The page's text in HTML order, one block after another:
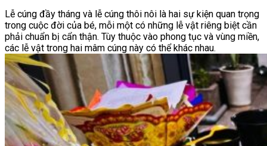
Lễ cúng đầy tháng và lễ cúng thôi nôi là hai sự kiện quan trọng
trong cuộc đời của bé, mỗi một có những lễ vật riêng biệt cần
phải chuẩn bị cẩn thận. Tùy thuộc vào phong tục và vùng miền,
các lễ vật trong hai mâm cúng này có thể khác nhau.